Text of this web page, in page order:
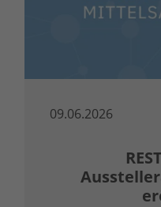
09.06.2026